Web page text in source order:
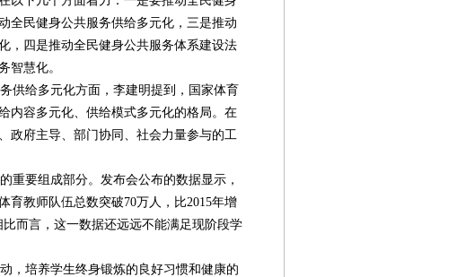
全民健身公共服务供给多元化，三是推动
，四是推动全民健身公共服务体系建设法
智慧化。
供给多元化方面，李建明提到，国家体育
内容多元化、供给模式多元化的格局。在
政府主导、部门协同、社会力量参与的工
要组成部分。发布会公布的数据显示，
育教师队伍总数突破70万人，比2015年增
比而言，这一数据还远远不能满足现阶段学
，培养学生终身锻炼的良好习惯和健康的